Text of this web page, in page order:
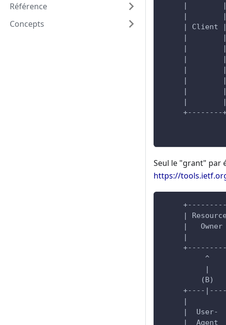
Référence
Concepts
|
|
| Client
|
|
     |        |
|
|
|
|
+--------
Seul le "grant" par
https://
|
|   Owner
|
          ^
          |
         (B)
+----
|
|  User-
|  Agent